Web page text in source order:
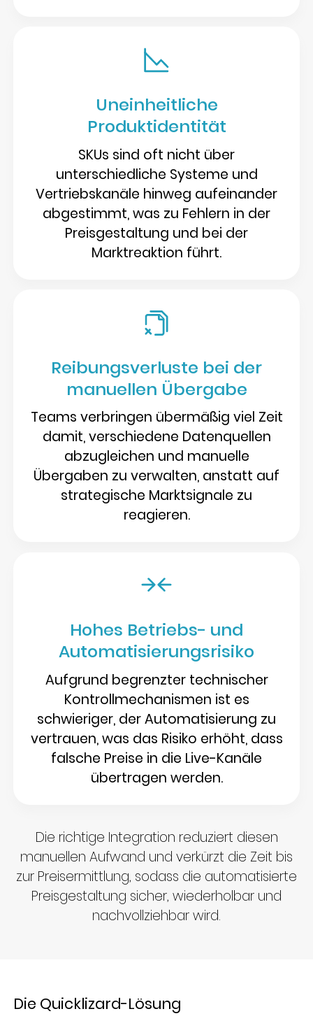
Uneinheitliche
Produktidentität
SKUs sind oft nicht über
unterschiedliche Systeme und
Vertriebskanäle hinweg aufeinander
abgestimmt, was zu Fehlern in der
Preisgestaltung und bei der
Marktreaktion führt.
Reibungsverluste bei der
manuellen Übergabe
Teams verbringen übermäßig viel Zeit
damit, verschiedene Datenquellen
abzugleichen und manuelle
Übergaben zu verwalten, anstatt auf
strategische Marktsignale zu
reagieren.
Hohes Betriebs- und
Automatisierungsrisiko
Aufgrund begrenzter technischer
Kontrollmechanismen ist es
schwieriger, der Automatisierung zu
vertrauen, was das Risiko erhöht, dass
falsche Preise in die Live-Kanäle
übertragen werden.
Die richtige Integration reduziert diesen
manuellen Aufwand und verkürzt die Zeit bis
zur Preisermittlung, sodass die automatisierte
Preisgestaltung sicher, wiederholbar und
nachvollziehbar wird.
Die Quicklizard-Lösung